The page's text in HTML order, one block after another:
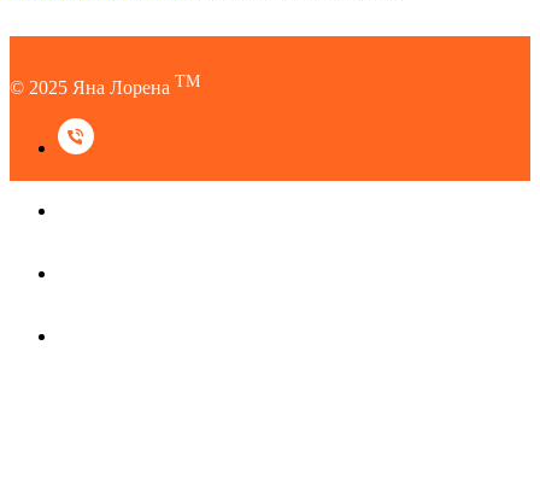
© 2025 Яна Лорена TM